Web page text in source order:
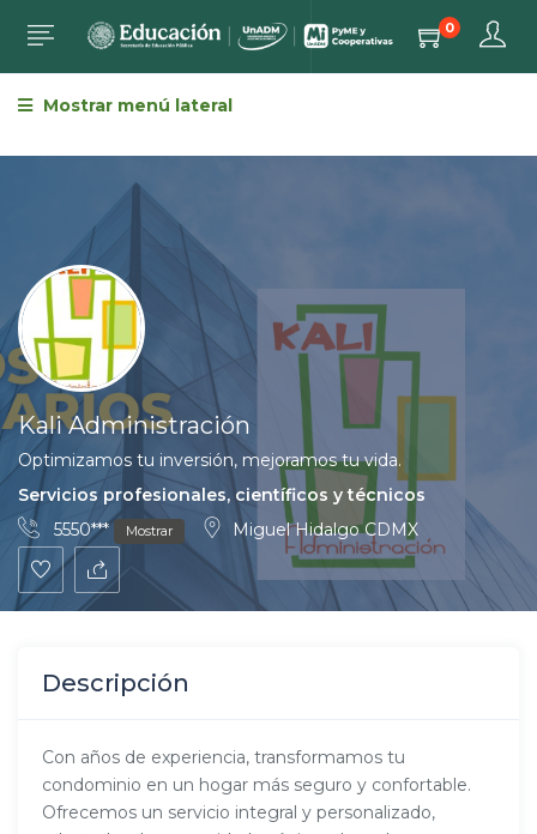
0
Mostrar menú lateral
Kali Administración
Optimizamos tu inversión, mejoramos tu vida.
Servicios profesionales, científicos y técnicos
5550***
Mostrar Miguel Hidalgo CDMX
Descripción
Con años de experiencia, transformamos tu
condominio en un hogar más seguro y confortable.
Ofrecemos un servicio integral y personalizado,